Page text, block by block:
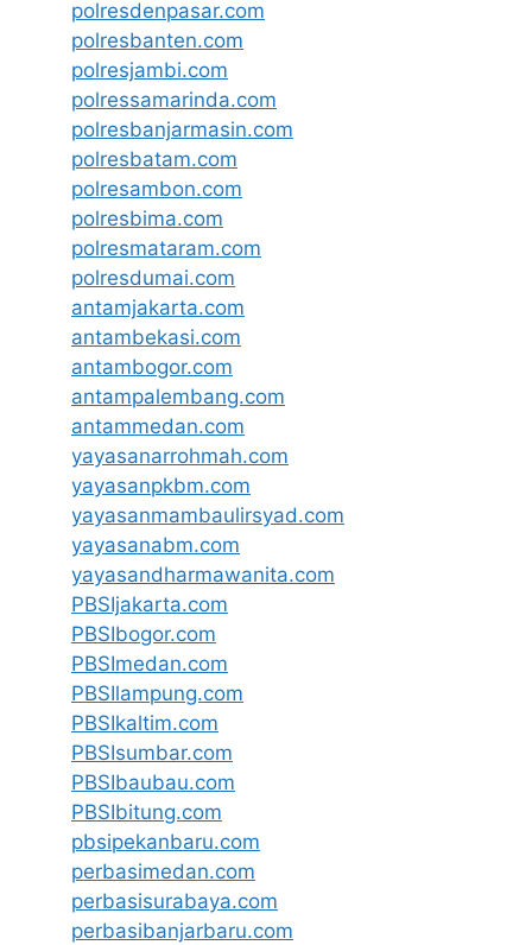
polresdenpasar.com
polresbanten.com
polresjambi.com
polressamarinda.com
polresbanjarmasin.com
polresbatam.com
polresambon.com
polresbima.com
polresmataram.com
polresdumai.com
antamjakarta.com
antambekasi.com
antambogor.com
antampalembang.com
antammedan.com
yayasanarrohmah.com
yayasanpkbm.com
yayasanmambaulirsyad.com
yayasanabm.com
yayasandharmawanita.com
PBSIjakarta.com
PBSIbogor.com
PBSImedan.com
PBSIlampung.com
PBSIkaltim.com
PBSIsumbar.com
PBSIbaubau.com
PBSIbitung.com
pbsipekanbaru.com
perbasimedan.com
perbasisurabaya.com
perbasibanjarbaru.com